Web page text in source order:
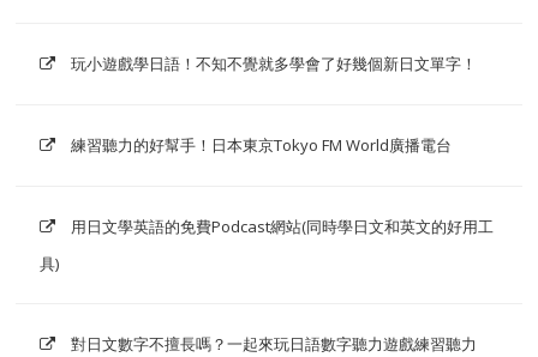
玩小遊戲學日語！不知不覺就多學會了好幾個新日文單字！
練習聽力的好幫手！日本東京Tokyo FM World廣播電台
用日文學英語的免費Podcast網站(同時學日文和英文的好用工
具)
對日文數字不擅長嗎？一起來玩日語數字聽力遊戲練習聽力